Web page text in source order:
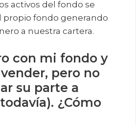
activos del fondo se
propio fondo generando
a nuestra cartera.
con mi fondo y
pero no
su parte a
¿Cómo